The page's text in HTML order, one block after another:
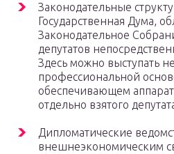
Законодательные
Государственная Дума,
Законодательное
депутатов
Здесь можно выступать
профессиональной
обеспечивающем
отдельно взятого
Дипломатические
внешнеэкономическим